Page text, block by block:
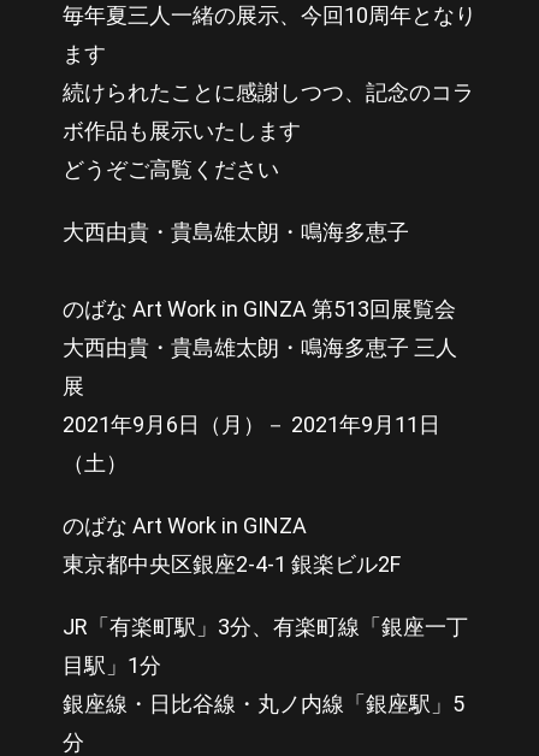
毎年夏三人一緒の展示、今回10周年となり
ます
続けられたことに感謝しつつ、記念のコラ
ボ作品も展示いたします
どうぞご高覧ください
大西由貴・貴島雄太朗・鳴海多恵子
のばな Art Work in GINZA 第513回展覧会
大西由貴・貴島雄太朗・鳴海多恵子 三人
展
2021年9月6日（月）－ 2021年9月11日
（土）
のばな Art Work in GINZA
東京都中央区銀座2-4-1 銀楽ビル2F
JR「有楽町駅」3分、有楽町線「銀座一丁
目駅」1分
銀座線・日比谷線・丸ノ内線「銀座駅」5
分